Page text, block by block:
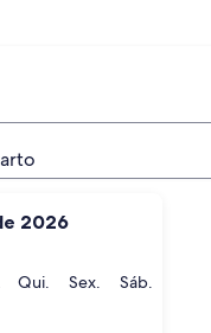
2026
Quarta-
Qui. Quinta-
Sex. Sexta-
Sáb.